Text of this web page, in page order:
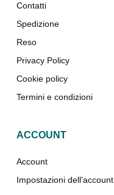
Contatti
Spedizione
Reso
Privacy Policy
Cookie policy
Termini e condizioni
ACCOUNT
Account
Impostazioni dell’account